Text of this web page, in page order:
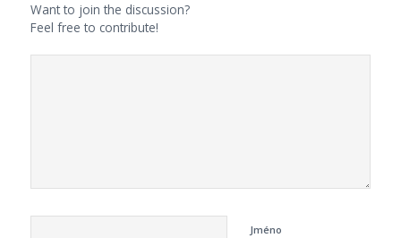
Want to join the discussion?
Feel free to contribute!
Jméno